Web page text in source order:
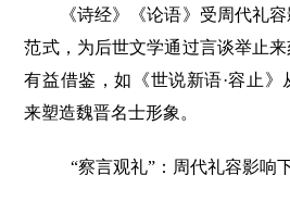
《诗经》《论语》受周代礼容
范式，为后世文学通过言谈举止
有益借鉴，如《世说新语·容止
来塑造魏晋名士形象。
“察言观礼”：周代礼容影响